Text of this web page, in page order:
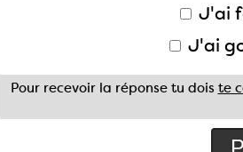
J'ai
J'ai
Pour recevoir la réponse tu dois te